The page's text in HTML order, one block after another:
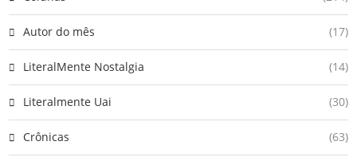
Autor do mês (17)
LiteralMente Nostalgia (14)
Literalmente Uai (30)
Crônicas (63)